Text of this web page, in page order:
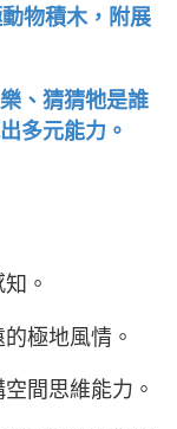
物積木，附展
、猜猜牠是誰
多元能力。
。
極地風情。
間思維能力。